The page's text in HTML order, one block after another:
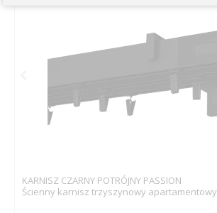
KARNISZ CZARNY POTRÓJNY PASSION
Ścienny karnisz trzyszynowy apartamentowy